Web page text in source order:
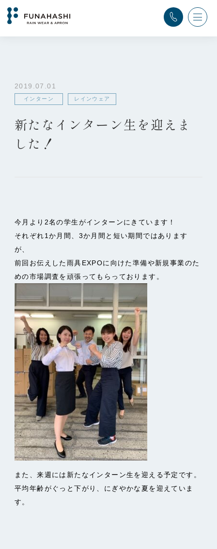
TOP
新たなインターン生を迎えました！
2019.07.01
インターン レインウェア
新たなインターン生を迎えま
した！
今月より 2名の学生がインターンにきています！
それぞれ1か月間、 3か月間と短い期間ではあります
が、
前回お伝えした雨具EXPOに向けた準備や新規事業のた
めの市場調査を頑張ってもらっております。
また、来週には新たなインターン生を迎える予定です。
平均年齢がぐっと下がり、にぎやかな夏を迎えていま
す。